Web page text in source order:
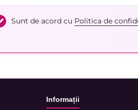
Sunt de acord cu Politica de
Informații